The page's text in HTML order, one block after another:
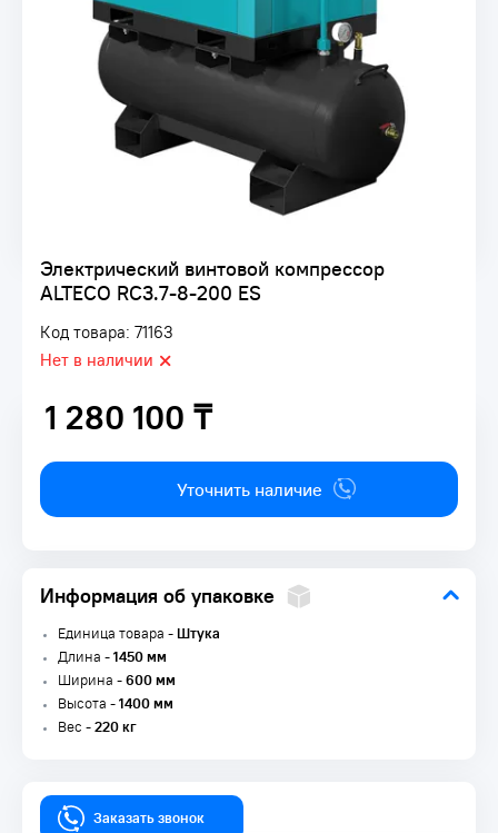
Электрический винтовой компрессор
ALTECO RC3.7-8-200 ES
Код товара: 71163
Нет в наличии
1 280 100 ₸
1 280 100 ₸
Уточнить наличие
Информация об упаковке
Единица товара -Штука
Длина -1450 мм
Ширина -600 мм
Высота -1400 мм
Вес -220 кг
Заказать звонок